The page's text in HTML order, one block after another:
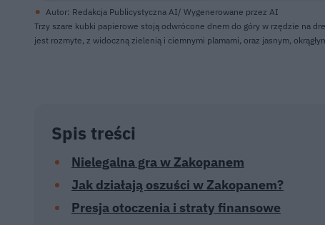
Autor: Redakcja Publicystyczna AI/ Wygenerowane przez AI
Trzy szare kubki papierowe stoją odwrócone dnem do góry w rzędzie na
jest rozmyte, z widoczną zielenią i ciemnymi plamami, oraz jasnym,
Spis treści
Nielegalna gra w Zakopanem
Jak działają oszuści w Zakopanem?
Presja otoczenia i straty finansowe